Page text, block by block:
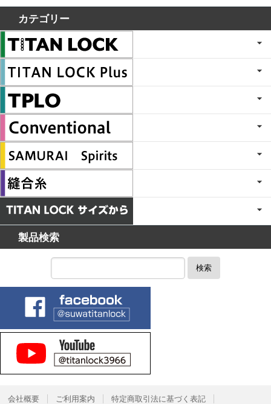
カテゴリー
製品検索
検索
会社概要 ご利用案内 特定商取引法に基づく表記